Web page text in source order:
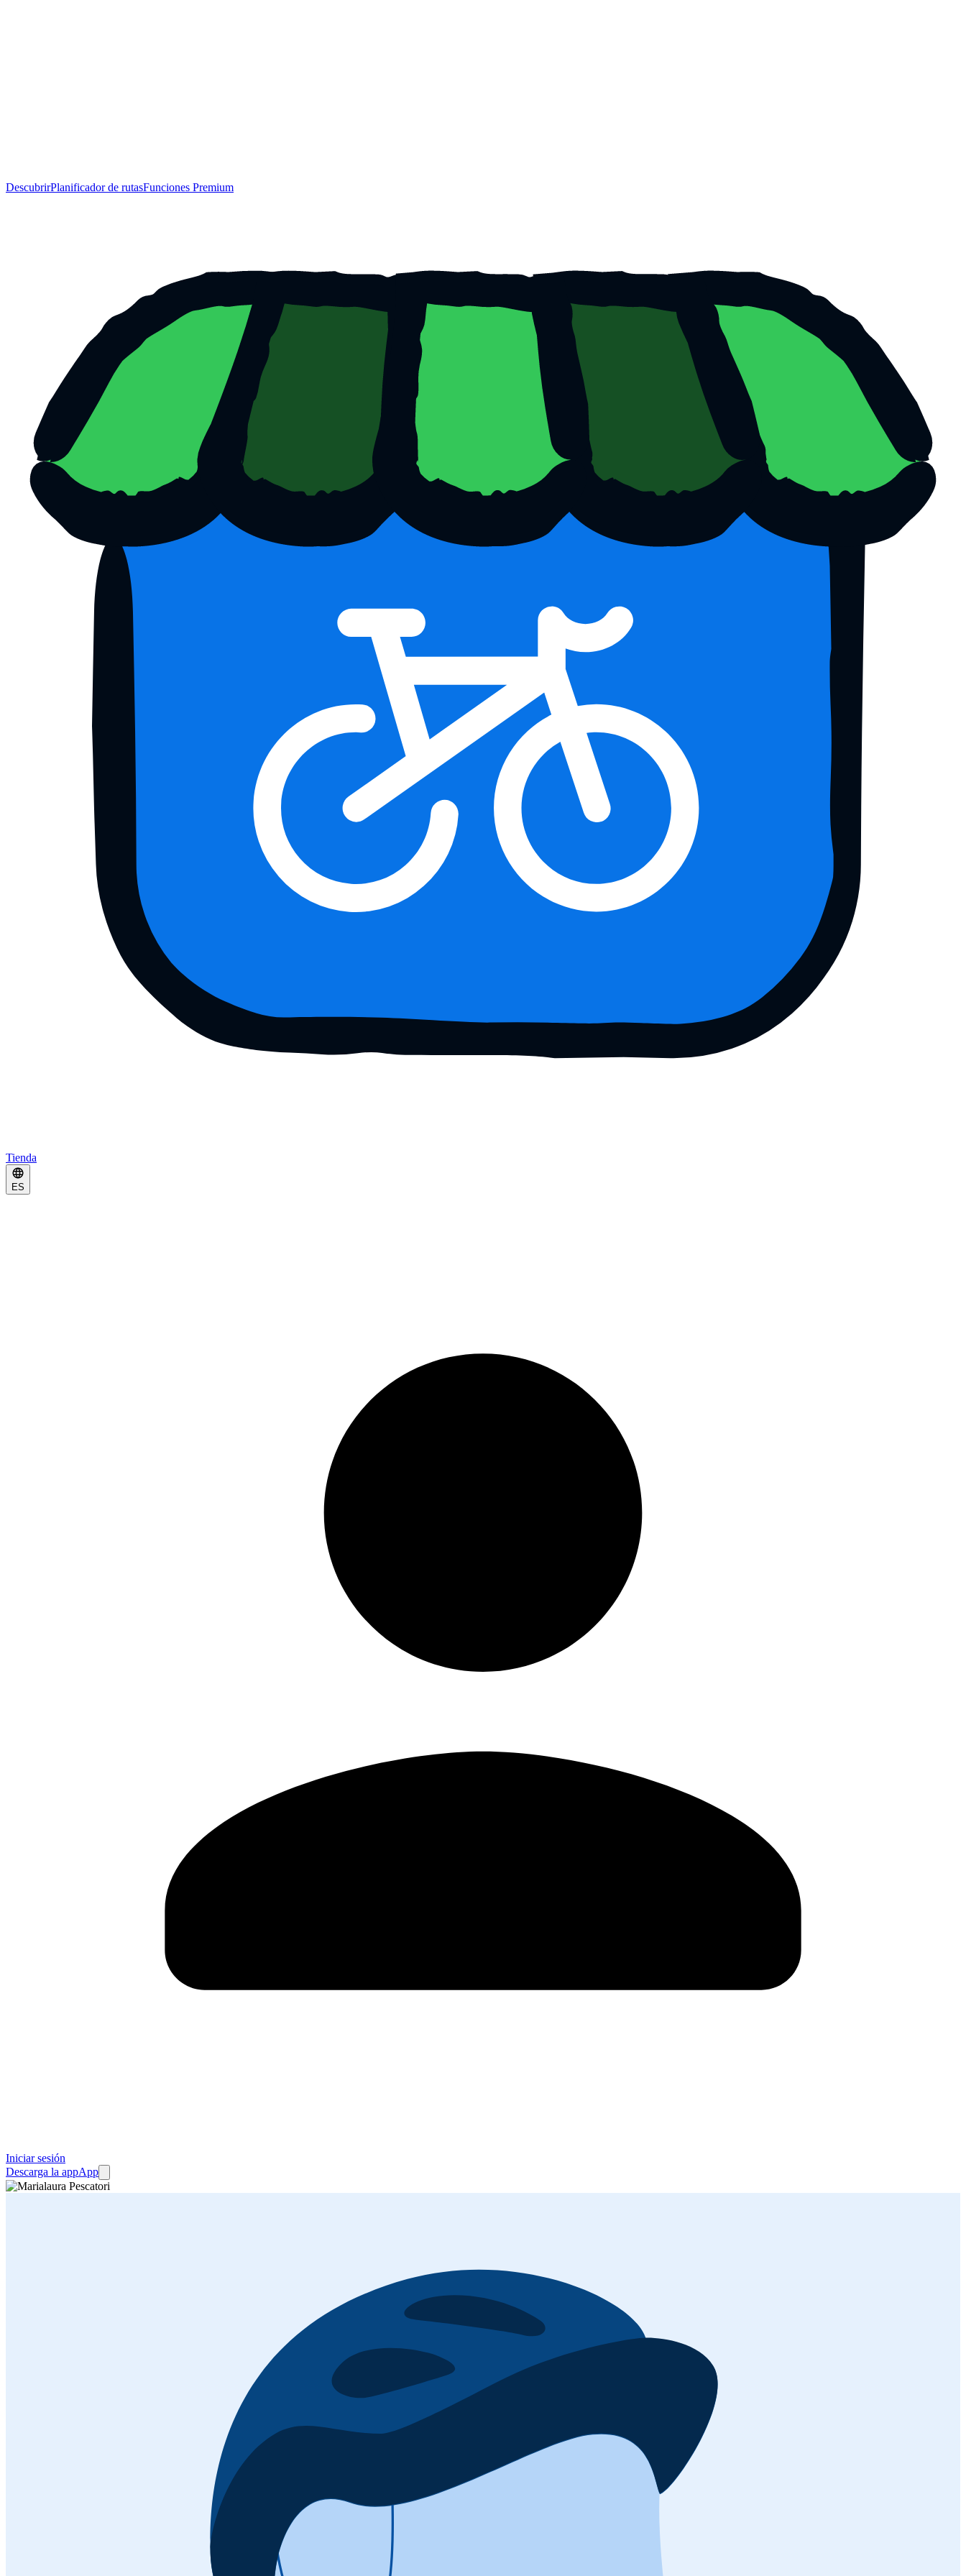
DescubrirPlanificador de rutasFunciones Premium
Tienda
ES
Iniciar sesión
Descarga la appApp